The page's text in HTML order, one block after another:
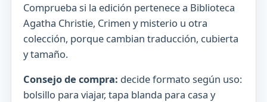
Comprueba si la edición pertenece a Biblioteca
Agatha Christie, Crimen y misterio u otra
colección, porque cambian traducción, cubierta
y tamaño.
Consejo de compra: decide formato según uso:
bolsillo para viajar, tapa blanda para casa y